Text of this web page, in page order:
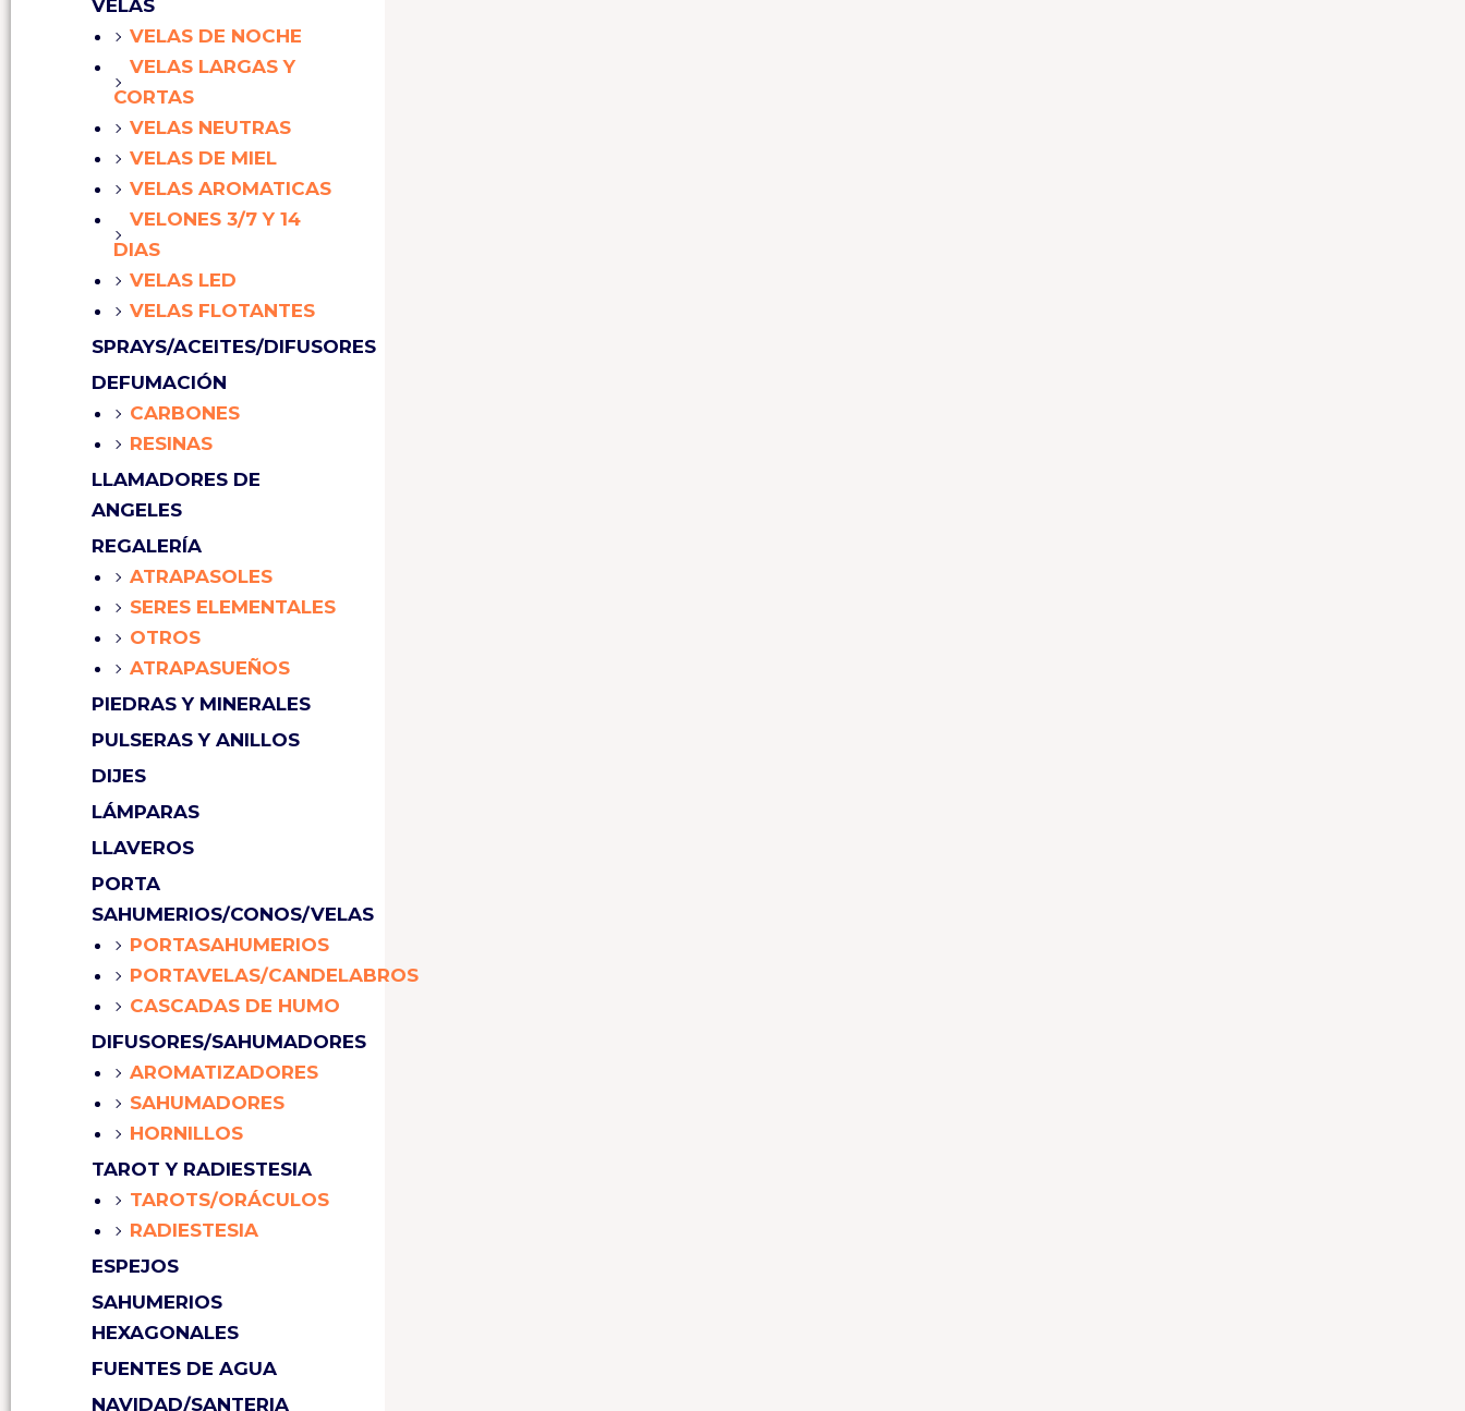
VELAS
VELAS DE NOCHE
VELAS LARGAS Y
CORTAS
VELAS NEUTRAS
VELAS DE MIEL
VELAS AROMATICAS
VELONES 3/7 Y 14
DIAS
VELAS LED
VELAS FLOTANTES
SPRAYS/ACEITES/DIFUSORES
DEFUMACIÓN
CARBONES
RESINAS
LLAMADORES DE
ANGELES
REGALERÍA
ATRAPASOLES
SERES ELEMENTALES
OTROS
ATRAPASUEÑOS
PIEDRAS Y MINERALES
PULSERAS Y ANILLOS
DIJES
LÁMPARAS
LLAVEROS
PORTA
SAHUMERIOS/CONOS/VELAS
PORTASAHUMERIOS
PORTAVELAS/CANDELABROS
CASCADAS DE HUMO
DIFUSORES/SAHUMADORES
AROMATIZADORES
SAHUMADORES
HORNILLOS
TAROT Y RADIESTESIA
TAROTS/ORÁCULOS
RADIESTESIA
ESPEJOS
SAHUMERIOS
HEXAGONALES
FUENTES DE AGUA
NAVIDAD/SANTERIA